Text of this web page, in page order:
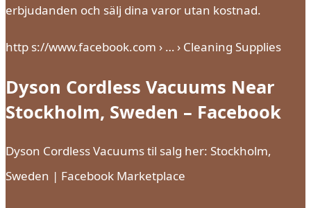
erbjudanden och sälj dina varor utan kostnad.
http s://www.facebook.com › … › Cleaning Supplies
Dyson Cordless Vacuums Near
Stockholm, Sweden – Facebook
Dyson Cordless Vacuums til salg her: Stockholm,
Sweden | Facebook Marketplace